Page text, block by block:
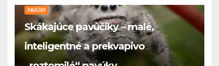
PAVÚKY
Skákajúce pavúčiky – malé,
inteligentné a prekvapivo